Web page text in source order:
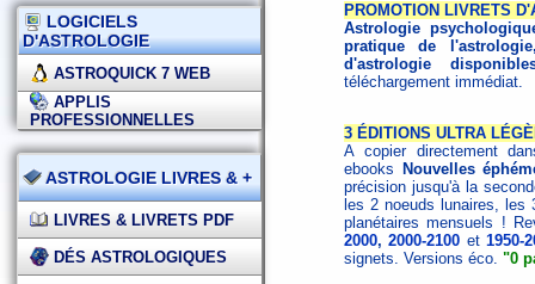
LOGICIELS
D'ASTROLOGIE
ASTROQUICK 7 WEB
APPLIS
PROFESSIONNELLES
ASTROLOGIE LIVRES & +
LIVRES & LIVRETS PDF
DÉS ASTROLOGIQUES
PROMOTION LIVRETS
Astrologie
pratique de
d'astrologie
téléchargement immédiat.
3 ÉDITIONS ULTRA
A copier directement
ebooks
Nouvelles
précision jusqu'à la
les 2 noeuds lunaires,
planétaires mensuels !
2000,2000-2100 et1950-
signets. Versions éco. "0